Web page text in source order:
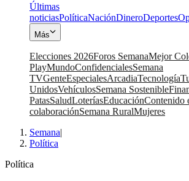
Últimas
noticiasPolíticaNaciónDineroDeportes
Más
Elecciones 2026Foros SemanaMejor
PlayMundoConfidencialesSemana
TVGenteEspecialesArcadiaTecnología
UnidosVehículosSemana Sostenible
PatasSaludLoteríasEducaciónContenido
colaboraciónSemana RuralMujeres
Semana|
Política
Política